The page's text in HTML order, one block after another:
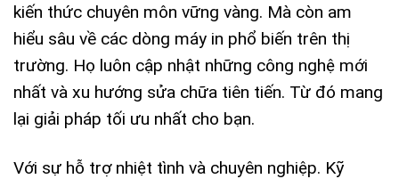
kiến thức chuyên môn vững vàng. Mà còn am
hiểu sâu về các dòng máy in phổ biến trên thị
trường. Họ luôn cập nhật những công nghệ mới
nhất và xu hướng sửa chữa tiên tiến. Từ đó mang
lại giải pháp tối ưu nhất cho bạn.
Với sự hỗ trợ nhiệt tình và chuyên nghiệp. Kỹ